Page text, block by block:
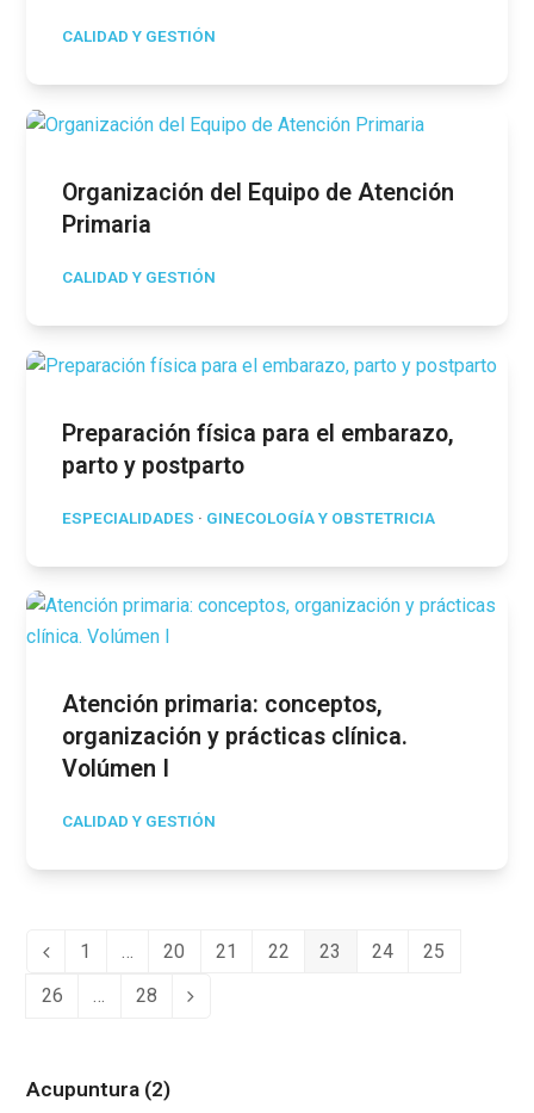
CALIDAD Y GESTIÓN
Organización del Equipo de Atención
Primaria
CALIDAD Y GESTIÓN
Preparación física para el embarazo,
parto y postparto
ESPECIALIDADES · GINECOLOGÍA Y OBSTETRICIA
Atención primaria: conceptos,
organización y prácticas clínica.
Volúmen I
CALIDAD Y GESTIÓN
AnteriorPage
1 Page
20 Page
21 Page
22 Page
23 Page
24 Page
25
Page
26 … Page
28 Siguiente
Acupuntura (2)